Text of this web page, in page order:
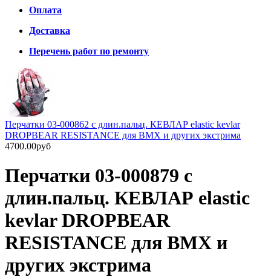
Оплата
Доставка
Перечень работ по ремонту
Перчатки 03-000862 с длин.пальц. КЕВЛАР elastic kevlar
DROPBEAR RESISTANCE для BMX и других экстрима
4700.00руб
Перчатки 03-000879 с
длин.пальц. КЕВЛАР elastic
kevlar DROPBEAR
RESISTANCE для BMX и
других экстрима